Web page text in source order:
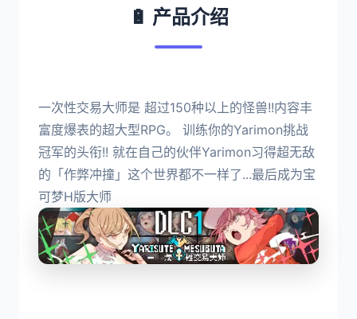
🔋 产品介绍
一次性交易大师是 超过150种以上的怪兽!!内容丰
富度爆表的超大型RPG。 训练你的Yarimon挑战
冠军的头衔!! 就在自己的伙伴Yarimon习得超无敌
的「作弊冲撞」这个世界都不一样了...最后成为宝
可梦H版大师